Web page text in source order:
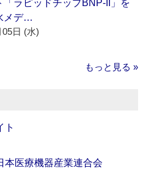
「ラピッドチップBNP-II」を
メデ…
05日 (水)
もっと見る »
ト
医療機器産業連合会